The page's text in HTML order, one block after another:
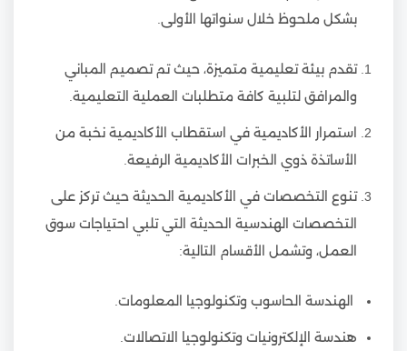
بشكل ملحوظ خلال سنواتها الأولى.
تقدم بيئة تعليمية متميزة، حيث تم تصميم المباني
والمرافق لتلبية كافة متطلبات العملية التعليمية.
استمرار الأكاديمية في استقطاب الأكاديمية نخبة من
الأساتذة ذوي الخبرات الأكاديمية الرفيعة.
تنوع التخصصات في الأكاديمية الحديثة حيث تركز على
التخصصات الهندسية الحديثة التي تلبي احتياجات سوق
العمل، وتشمل الأقسام التالية:
الهندسة الحاسوب وتكنولوجيا المعلومات.
هندسة الإلكترونيات وتكنولوجيا الاتصالات.